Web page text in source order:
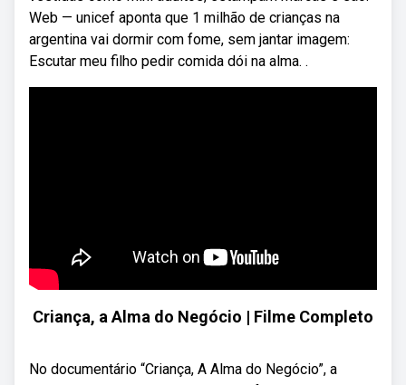
Web — unicef aponta que 1 milhão de crianças na
argentina vai dormir com fome, sem jantar imagem:
Escutar meu filho pedir comida dói na alma. .
Criança, a Alma do Negócio | Filme Completo
No documentário “Criança, A Alma do Negócio”, a